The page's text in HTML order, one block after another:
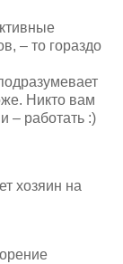
– то гораздо
Никто вам
– работать :)
хозяин на